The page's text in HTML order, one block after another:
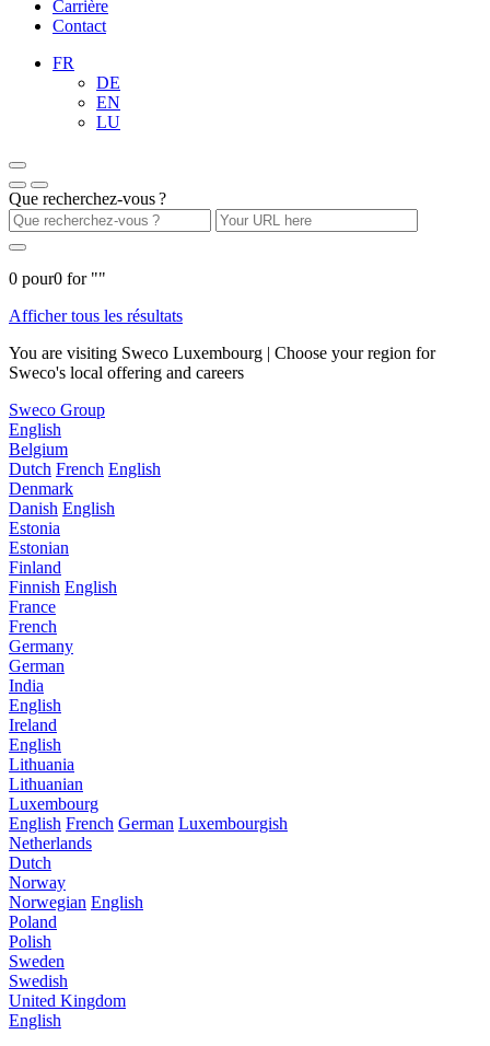
Carrière
Contact
FR
DE
EN
LU
Que recherchez-vous ?
0 pour0 for ""
Afficher tous les résultats
You are visiting Sweco Luxembourg | Choose your region for
Sweco's local offering and careers
Sweco Group
English
Belgium
Dutch French English
Denmark
Danish English
Estonia
Estonian
Finland
Finnish English
France
French
Germany
German
India
English
Ireland
English
Lithuania
Lithuanian
Luxembourg
English French German Luxembourgish
Netherlands
Dutch
Norway
Norwegian English
Poland
Polish
Sweden
Swedish
United Kingdom
English